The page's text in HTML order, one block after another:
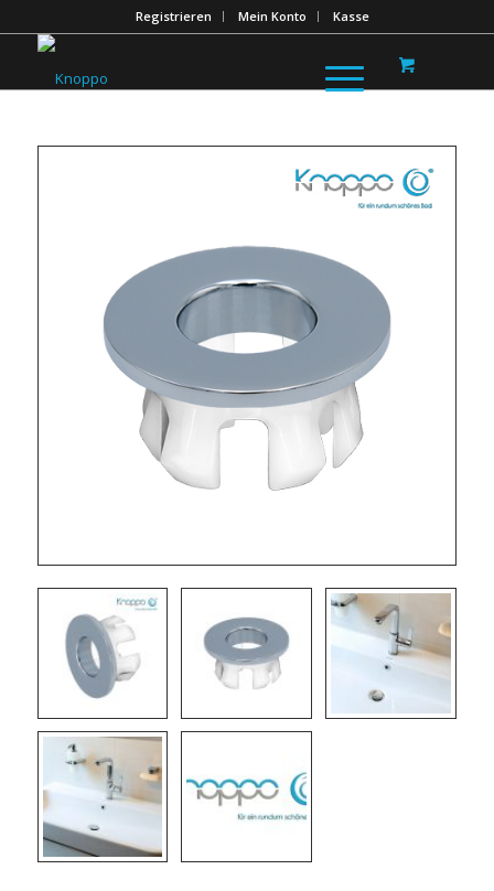
Registrieren Mein Konto Kasse